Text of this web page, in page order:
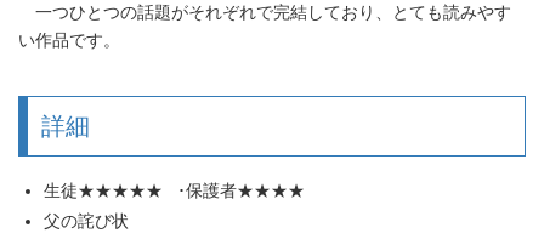
一つひとつの話題がそれぞれで完結しており、とても読みやす
い作品です。
詳細
生徒★★★★★ ･保護者★★★★
父の詫び状